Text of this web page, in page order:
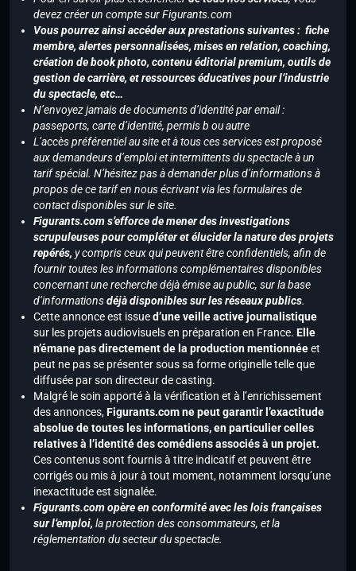
devez créer un compte sur Figurants.com
Vous pourrez ainsi accéder aux prestations suivantes : fiche
membre, alertes personnalisées, mises en relation, coaching,
création de book photo, contenu éditorial premium, outils de
gestion de carrière, et ressources éducatives pour l’industrie
du spectacle, etc…
N’envoyez jamais de documents d’identité par email :
passeports, carte d’identité, permis b ou autre
L’accès préférentiel au site et à tous ces services est proposé
aux demandeurs d’emploi et intermittents du spectacle à un
tarif spécial. N’hésitez pas à demander plus d’informations à
propos de ce tarif en nous écrivant via les formulaires de
contact disponibles sur le site.
Figurants.com s’efforce de mener des investigations
scrupuleuses pour compléter et élucider la nature des projets
repérés, y compris ceux qui peuvent être confidentiels, afin de
fournir toutes les informations complémentaires disponibles
concernant une recherche déjà émise au public, sur la base
d’informationsdéjà disponibles sur les réseaux publics.
Cette annonce est issued’une veille active journalistique
sur les projets audiovisuels en préparation en France. Elle
n’émane pas directement de la production mentionnéeet
peut ne pas se présenter sous sa forme originelle telle que
diffusée par son directeur de casting.
Malgré le soin apporté à la vérification et à l’enrichissement
des annonces,Figurants.com ne peut garantir l’exactitude
absolue de toutes les informations, en particulier celles
relatives à l’identité des comédiens associés à un projet.
Ces contenus sont fournis à titre indicatif et peuvent être
corrigés ou mis à jour à tout moment, notamment lorsqu’une
inexactitude est signalée.
Figurants.com opère en conformité avec les lois françaises
sur l’emploi, la protection des consommateurs, et la
réglementation du secteur du spectacle.